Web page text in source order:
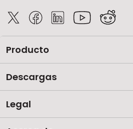
Producto
Descargas
Legal